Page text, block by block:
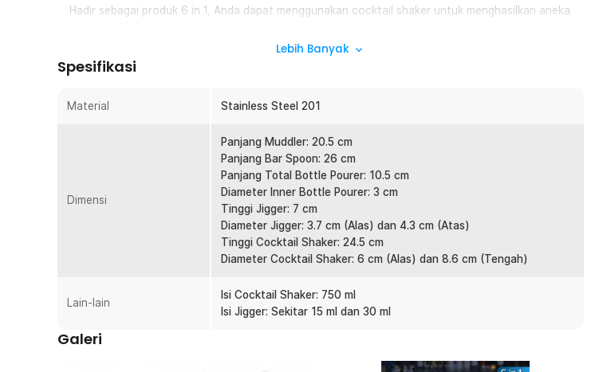
Hadir sebagai produk 6 in 1, Anda dapat menggunakan cocktail shaker untuk menghasilkan aneka
Cocktail Segar Bebas Ampas
Anda bisa menyajikan cocktail yang segar dan bebas ampas tanpa aksesoris tambahan.
Bagian samping cocktail shaker ini sudah dilengkapi skala ukur untuk menghasilkan minuman
dengan rasa yang pas. Tak ada lagi minuman yang terlalu manis atau kurang pas.
Panas Dingin Bukan Masalah
Terbuat dari bahan stainless steel, cocktail shaker ini memiliki ketahanan suhu tinggi. Gunakan
untuk membuat aneka kreasi minuman dengan suhu panas dan dingin tanpa masalah.
1 x Cocktail Shaker
1 x Bar Spoon
Lebih Banyak
Spesifikasi
Material Stainless Steel 201
Dimensi
Panjang Muddler: 20.5 cm
Panjang Bar Spoon: 26 cm
Panjang Total Bottle Pourer: 10.5 cm
Diameter Inner Bottle Pourer: 3 cm
Tinggi Jigger: 7 cm
Diameter Jigger: 3.7 cm (Alas) dan 4.3 cm (Atas)
Tinggi Cocktail Shaker: 24.5 cm
Diameter Cocktail Shaker: 6 cm (Alas) dan 8.6 cm (Tengah)
Lain-lain
Isi Cocktail Shaker: 750 ml
Isi Jigger: Sekitar 15 ml dan 30 ml
Galeri